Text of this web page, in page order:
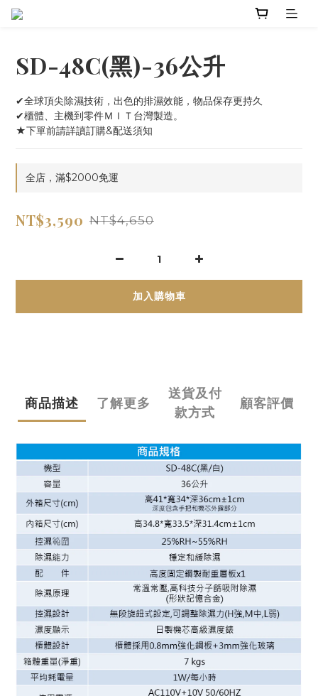
SD-48C(黑)-36公升
✔全球頂尖除濕技術，出色的排濕效能，物品保存更持久
✔櫃體、主機到零件ＭＩＴ台灣製造。
★下單前請詳讀訂購&配送須知
全店，滿$2000免運
NT$3,590 NT$4,650
加入購物車
商品描述 了解更多
送貨及付
款方式
顧客評價